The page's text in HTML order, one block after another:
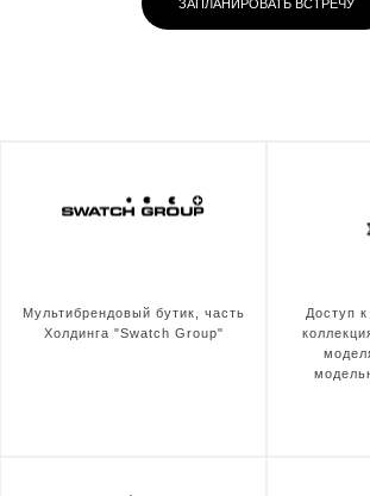
ЗАПЛАНИРОВАТЬ ВСТРЕЧУ
Мультибрендовый бутик, часть
Холдинга "Swatch Group"
Доступ